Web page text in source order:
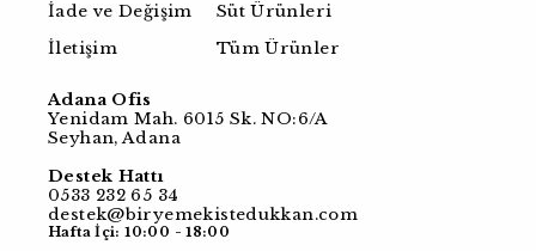
İade ve Değişim
İletişim
Süt Ürünleri
Tüm Ürünler
Adana Ofis
Yenidam Mah. 6015 Sk. NO:6/A
Seyhan, Adana
Destek Hattı
0533 232 65 34
destek@biryemekistedukkan.com
Hafta İçi: 10:00 - 18:00